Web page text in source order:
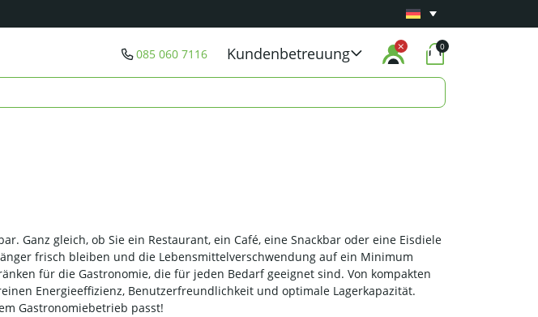
Carry-in-Garantie
085 060 7116 Kundenbetreuung 0
Ganz gleich, ob Sie ein Restaurant, ein Café, eine Snackbar oder eine Eisdiele
frisch bleiben und die Lebensmittelverschwendung auf ein Minimum
für die Gastronomie, die für jeden Bedarf geeignet sind. Von kompakten
Energieeffizienz, Benutzerfreundlichkeit und optimale Lagerkapazität.
Gastronomiebetrieb passt!